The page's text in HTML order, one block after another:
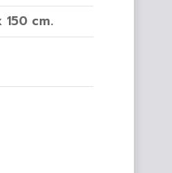
150 cm.